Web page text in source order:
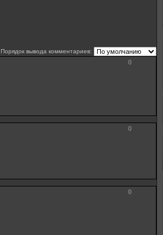
Порядок вывода комментариев:
0
0
0